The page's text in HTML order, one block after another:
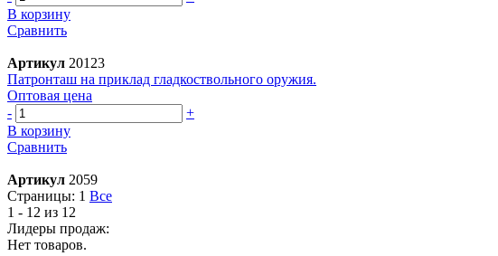
В корзину
Сравнить
Артикул 20123
Патронташ на приклад гладкоствольного оружия.
Оптовая цена
-
+
В корзину
Сравнить
Артикул 2059
Страницы: 1 Все
1 - 12 из 12
Лидеры продаж:
Нет товаров.